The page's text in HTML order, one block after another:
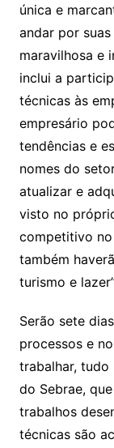
única e
andar por
maravilhosa e
inclui a
técnicas às
empresário
tendências e
nomes do
atualizar e
visto no
competitivo
também
turismo e
Serão sete
processos e
trabalhar,
do Sebrae,
trabalhos
técnicas são